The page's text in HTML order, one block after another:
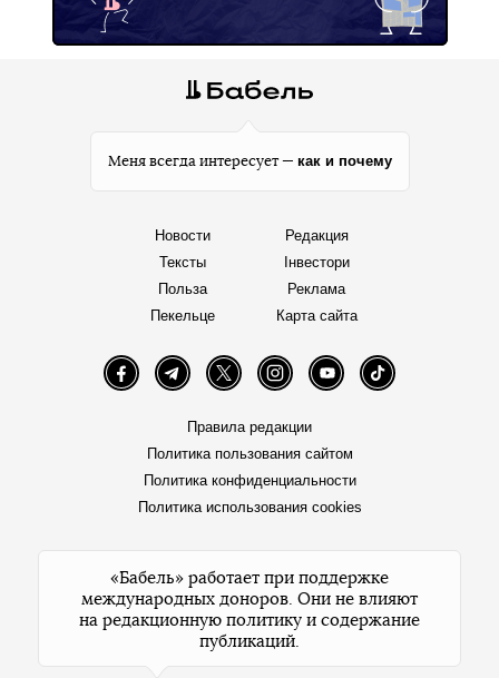
Меня всегда интересует — как и почему
Новости
Тексты
Польза
Пекельце
Редакция
Інвестори
Реклама
Карта сайта
FacebookTelegramTwitter InstagramYouTube TikTok
Правила редакции
Политика пользования сайтом
Политика конфиденциальности
Политика использования cookies
«Бабель» работает при поддержке
международных доноров. Они не влияют
на редакционную политику и содержание
публикаций.